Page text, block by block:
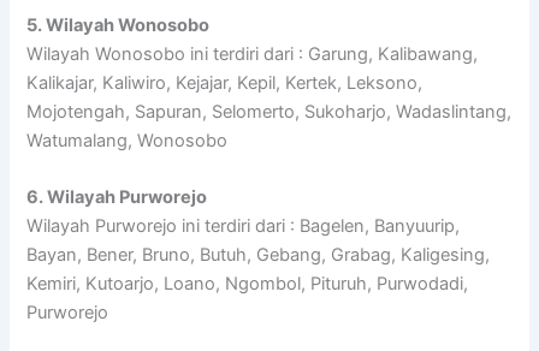
5. Wilayah Wonosobo
Wilayah Wonosobo ini terdiri dari : Garung, Kalibawang,
Kalikajar, Kaliwiro, Kejajar, Kepil, Kertek, Leksono,
Mojotengah, Sapuran, Selomerto, Sukoharjo, Wadaslintang,
Watumalang, Wonosobo
6. Wilayah Purworejo
Wilayah Purworejo ini terdiri dari : Bagelen, Banyuurip,
Bayan, Bener, Bruno, Butuh, Gebang, Grabag, Kaligesing,
Kemiri, Kutoarjo, Loano, Ngombol, Pituruh, Purwodadi,
Purworejo